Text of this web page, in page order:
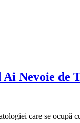
Nevoie de
care se